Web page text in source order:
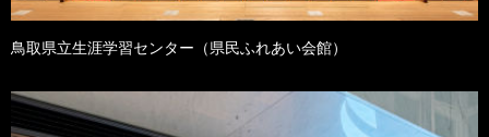
鳥取県立生涯学習センター（県民ふれあい会館）